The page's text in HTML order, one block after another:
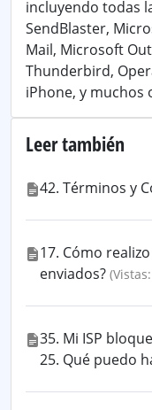
incluyendo todas
SendBlaster,
Mail, Microsoft
Thunderbird,
iPhone, y muchos
Leer también
42. Términos y
17. Cómo
enviados?
35. Mi ISP
25. Qué puedo